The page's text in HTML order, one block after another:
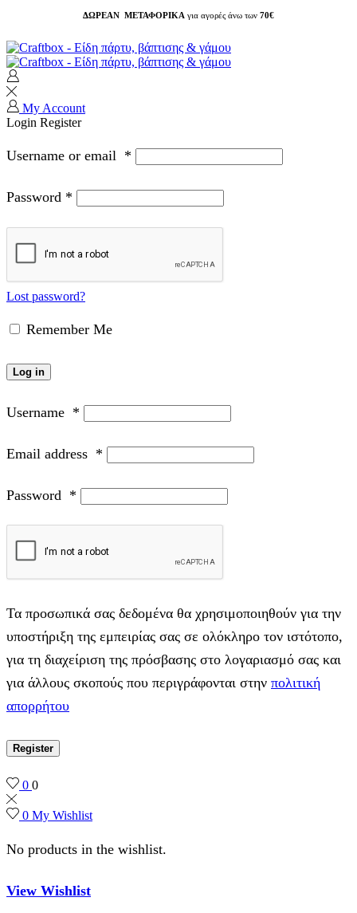
ΔΩΡΕΑΝ ΜΕΤΑΦΟΡΙΚΑ για αγορές άνω των 70€
My Account
Login Register
Username or email *
Password *
Lost password?
Remember Me
Log in
Username *
Email address *
Password *
Τα προσωπικά σας δεδομένα θα χρησιμοποιηθούν για την
υποστήριξη της εμπειρίας σας σε ολόκληρο τον ιστότοπο,
για τη διαχείριση της πρόσβασης στο λογαριασμό σας και
για άλλους σκοπούς που περιγράφονται στην πολιτική
απορρήτου
Register
0 0
0 My Wishlist
No products in the wishlist.
View Wishlist